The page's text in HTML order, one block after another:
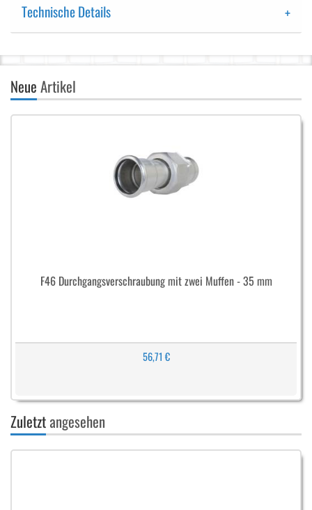
Technische Details
NeueArtikel
F46 Durchgangsverschraubung mit zwei Muffen - 35 mm
56,71 €
Zuletztangesehen